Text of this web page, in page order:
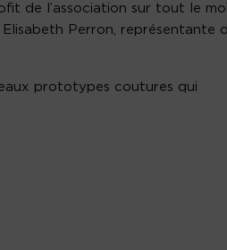
de l’association sur tout le
Perron, représentante
prototypes coutures qui